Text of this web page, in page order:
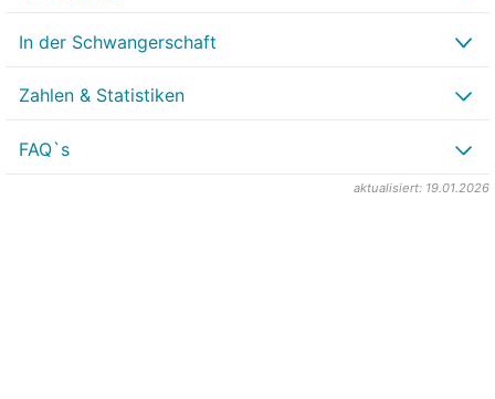
In der Schwangerschaft
Zahlen & Statistiken
FAQ`s
aktualisiert: 19.01.2026